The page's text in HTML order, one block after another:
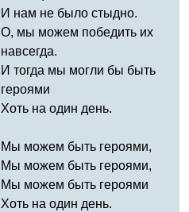
И нам не было стыдно.
О, мы можем победить их
навсегда.
И тогда мы могли бы быть
героями
Хоть на один день.
Мы можем быть героями,
Мы можем быть героями,
Мы можем быть героями
Хоть на один день.